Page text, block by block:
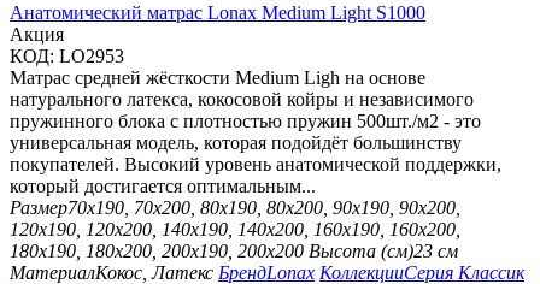
Анатомический матрас Lonax Medium Light S1000
Aкция
КОД: LO2953
Матрас средней жёсткости Medium Ligh на основе
натурального латекса, кокосовой койры и независимого
пружинного блока с плотностью пружин 500шт./м2 - это
универсальная модель, которая подойдёт большинству
покупателей. Высокий уровень анатомической поддержки,
который достигается оптимальным...
Размер70х190, 70х200, 80х190, 80х200, 90х190, 90х200,
120х190, 120х200, 140х190, 140х200, 160х190, 160х200,
180х190, 180х200, 200х190, 200х200 Высота (см)23 см
МатериалКокос, Латекс БрендLonax КоллекцииСерия Классик